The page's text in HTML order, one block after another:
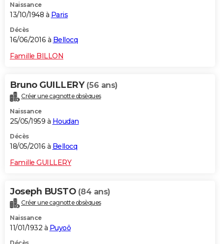
Naissance
13/10/1948 à Paris
Décès
16/06/2016 à Bellocq
Famille BILLON
Bruno GUILLERY (56 ans)
Créer une cagnotte obsèques
Naissance
25/05/1959 à Houdan
Décès
18/05/2016 à Bellocq
Famille GUILLERY
Joseph BUSTO (84 ans)
Créer une cagnotte obsèques
Naissance
11/01/1932 à Puyoô
Décès